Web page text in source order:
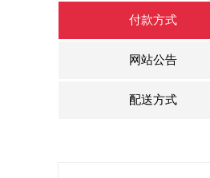
付款方式
网站公告
配送方式